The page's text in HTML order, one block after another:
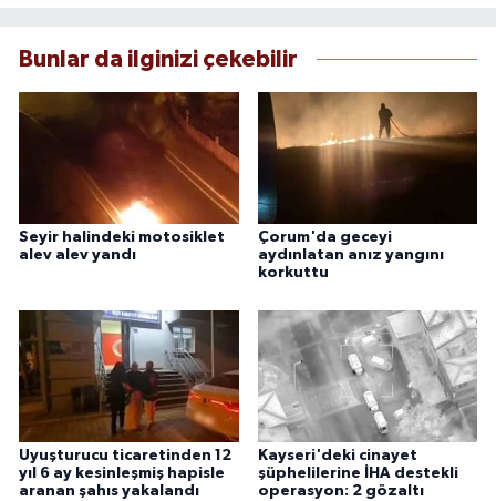
Bunlar da ilginizi çekebilir
Seyir halindeki motosiklet
alev alev yandı
Çorum'da geceyi
aydınlatan anız yangını
korkuttu
Uyuşturucu ticaretinden 12
yıl 6 ay kesinleşmiş hapisle
aranan şahıs yakalandı
Kayseri'deki cinayet
şüphelilerine İHA destekli
operasyon: 2 gözaltı